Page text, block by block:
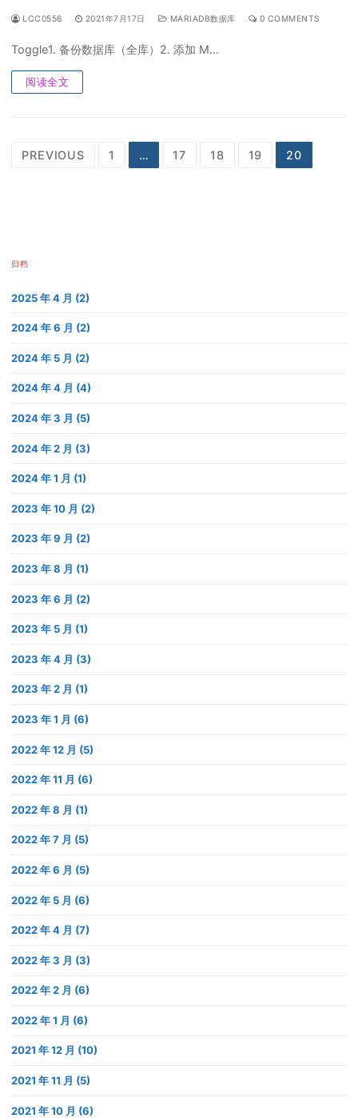
LCC0556 2021年7月17日 MARIADB数据库 0 COMMENTS
Toggle1. 备份数据库（全库）2. 添加 M…
阅读全文
文
PREVIOUS 1 … 17 18 19 20
归档
2025 年 4 月 (2)
2024 年 6 月 (2)
2024 年 5 月 (2)
2024 年 4 月 (4)
2024 年 3 月 (5)
2024 年 2 月 (3)
2024 年 1 月 (1)
2023 年 10 月 (2)
2023 年 9 月 (2)
2023 年 8 月 (1)
2023 年 6 月 (2)
2023 年 5 月 (1)
2023 年 4 月 (3)
2023 年 2 月 (1)
2023 年 1 月 (6)
2022 年 12 月 (5)
2022 年 11 月 (6)
2022 年 8 月 (1)
2022 年 7 月 (5)
2022 年 6 月 (5)
2022 年 5 月 (6)
2022 年 4 月 (7)
2022 年 3 月 (3)
2022 年 2 月 (6)
2022 年 1 月 (6)
2021 年 12 月 (10)
2021 年 11 月 (5)
2021 年 10 月 (6)